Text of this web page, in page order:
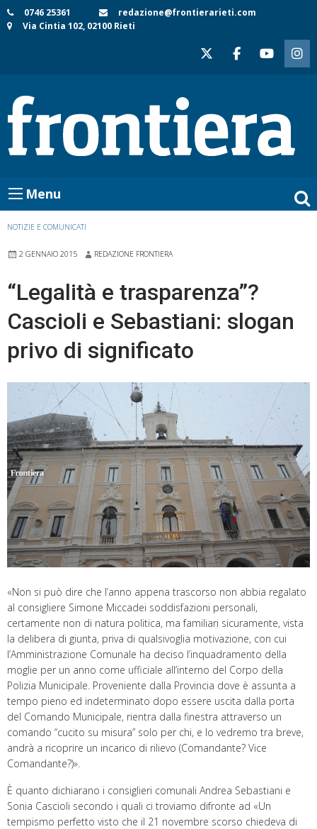
Skip
to
0746 25361
redazione@frontierarieti.com
Via Cintia 102, 02100 Rieti
Menu
NOTIZIE E COMUNICATI
2 GENNAIO 2015 REDAZIONE FRONTIERA
“Legalità e trasparenza”?
Cascioli e Sebastiani: slogan
privo di significato
«Non si può dire che l’anno appena trascorso non abbia regalato
al consigliere Simone Miccadei soddisfazioni personali,
certamente non di natura politica, ma familiari sicuramente, vista
la delibera di giunta, priva di qualsivoglia motivazione, con cui
l’Amministrazione Comunale ha deciso l’inquadramento della
moglie per un anno come ufficiale all’interno del Corpo della
Polizia Municipale. Proveniente dalla Provincia dove è assunta a
tempo pieno ed indeterminato dopo essere uscita dalla porta
del Comando Municipale, rientra dalla finestra attraverso un
comando “cucito su misura” solo per chi, e lo vedremo tra breve,
andrà a ricoprire un incarico di rilievo (Comandante? Vice
Comandante?)».
È quanto dichiarano i consiglieri comunali Andrea Sebastiani e
Sonia Cascioli secondo i quali ci troviamo difronte ad «Un
tempismo perfetto visto che il 21 novembre scorso chiedeva di